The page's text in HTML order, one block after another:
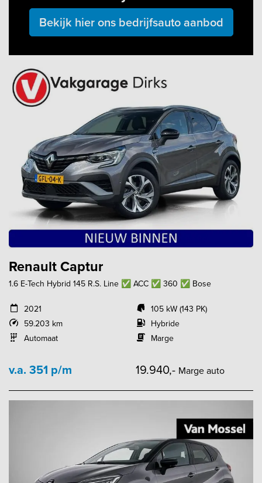
Bekijk hier ons bedrijfsauto aanbod
Renault Captur
1.6 E-Tech Hybrid 145 R.S. Line ✅ ACC ✅ 360 ✅ Bose
2021
59.203 km
Automaat
105 kW (143 PK)
Hybride
Marge
v.a. 351 p/m 19.940,- Marge auto